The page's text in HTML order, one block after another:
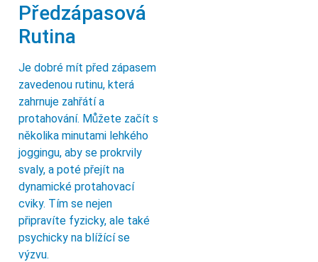
Předzápasová
Rutina
Je dobré mít před zápasem
zavedenou rutinu, která
zahrnuje zahřátí a
protahování. Můžete začít s
několika minutami lehkého
joggingu, aby se prokrvily
svaly, a poté přejít na
dynamické protahovací
cviky. Tím se nejen
připravíte fyzicky, ale také
psychicky na blížící se
výzvu.